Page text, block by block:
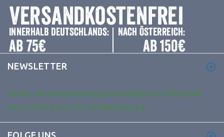
NEWSLETTER
Danke, deine Registrierung war erfolgreich! Bitte prüfe
dein E-Mail-Konto für die Bestätigung.